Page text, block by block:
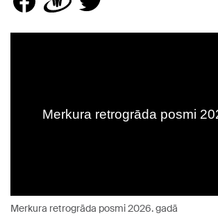
Merkura retrogrāda posmi 2026. gadā